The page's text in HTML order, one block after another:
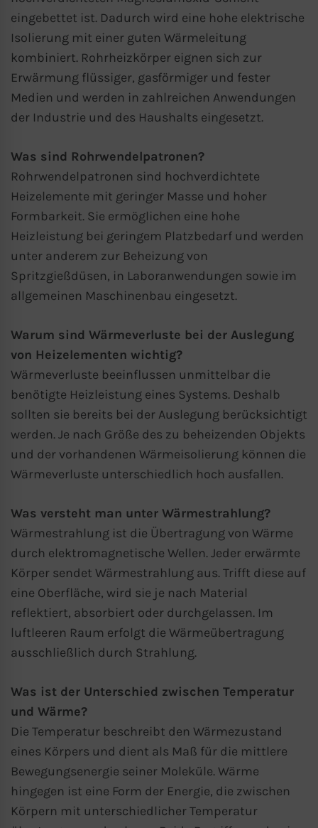
eingebettet ist. Dadurch wird eine hohe elektrische
Isolierung mit einer guten Wärmeleitung
kombiniert. Rohrheizkörper eignen sich zur
Erwärmung flüssiger, gasförmiger und fester
Medien und werden in zahlreichen Anwendungen
der Industrie und des Haushalts eingesetzt.
Was sind Rohrwendelpatronen?
Rohrwendelpatronen sind hochverdichtete
Heizelemente mit geringer Masse und hoher
Formbarkeit. Sie ermöglichen eine hohe
Heizleistung bei geringem Platzbedarf und werden
unter anderem zur Beheizung von
Spritzgießdüsen, in Laboranwendungen sowie im
allgemeinen Maschinenbau eingesetzt.
Warum sind Wärmeverluste bei der Auslegung
von Heizelementen wichtig?
Wärmeverluste beeinflussen unmittelbar die
benötigte Heizleistung eines Systems. Deshalb
sollten sie bereits bei der Auslegung berücksichtigt
werden. Je nach Größe des zu beheizenden Objekts
und der vorhandenen Wärmeisolierung können die
Wärmeverluste unterschiedlich hoch ausfallen.
Was versteht man unter Wärmestrahlung?
Wärmestrahlung ist die Übertragung von Wärme
durch elektromagnetische Wellen. Jeder erwärmte
Körper sendet Wärmestrahlung aus. Trifft diese auf
eine Oberfläche, wird sie je nach Material
reflektiert, absorbiert oder durchgelassen. Im
luftleeren Raum erfolgt die Wärmeübertragung
ausschließlich durch Strahlung.
Was ist der Unterschied zwischen Temperatur
und Wärme?
Die Temperatur beschreibt den Wärmezustand
eines Körpers und dient als Maß für die mittlere
Bewegungsenergie seiner Moleküle. Wärme
hingegen ist eine Form der Energie, die zwischen
Körpern mit unterschiedlicher Temperatur